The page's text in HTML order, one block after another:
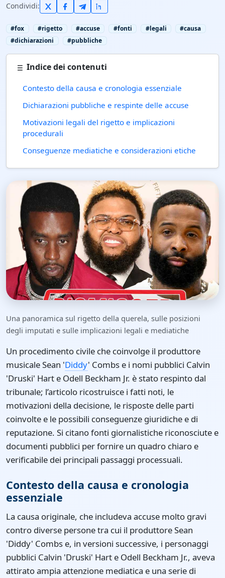
Condividi:
#fox #rigetto #accuse #fonti #legali
#causa
#dichiarazioni
#pubbliche
Indice dei contenuti
Contesto della causa e cronologia essenziale
Dichiarazioni pubbliche e respinte delle accuse
Motivazioni legali del rigetto e implicazioni
procedurali
Conseguenze mediatiche e considerazioni etiche
Una panoramica sul rigetto della querela, sulle posizioni
degli imputati e sulle implicazioni legali e mediatiche
Un procedimento civile che coinvolge il produttore
musicale Sean 'Diddy' Combs e i nomi pubblici Calvin
'Druski' Hart e Odell Beckham Jr. è stato respinto dal
tribunale; l’articolo ricostruisce i fatti noti, le
motivazioni della decisione, le risposte delle parti
coinvolte e le possibili conseguenze giuridiche e di
reputazione. Si citano fonti giornalistiche riconosciute e
documenti pubblici per fornire un quadro chiaro e
verificabile dei principali passaggi processuali.
Contesto della causa e cronologia
essenziale
La causa originale, che includeva accuse molto gravi
contro diverse persone tra cui il produttore Sean
'Diddy' Combs e, in versioni successive, i personaggi
pubblici Calvin 'Druski' Hart e Odell Beckham Jr., aveva
attirato ampia attenzione mediatica e una serie di